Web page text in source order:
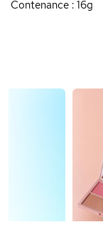
Contenance : 16g